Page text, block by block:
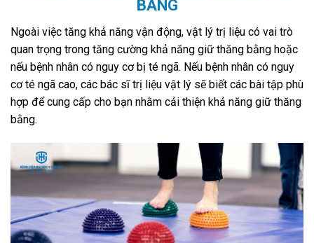
BẰNG
Ngoài việc tăng khả năng vận động, vật lý trị liệu có vai trò
quan trọng trong tăng cường khả năng giữ thăng bằng hoặc
nếu bệnh nhân có nguy cơ bị té ngã. Nếu bệnh nhân có nguy
cơ té ngã cao, các bác sĩ trị liệu vật lý sẽ biết các bài tập phù
hợp để cung cấp cho bạn nhằm cải thiện khả năng giữ thăng
bằng.